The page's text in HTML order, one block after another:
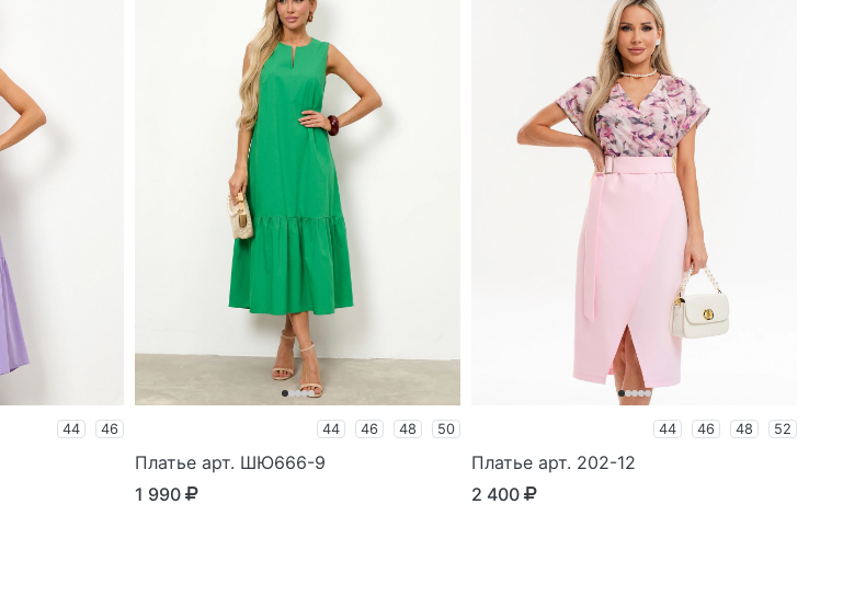
44 46 44 46 48 50
Платье арт. ШЮ666-9
1 990
44 46 48 52
Платье арт. 202-12
2 400